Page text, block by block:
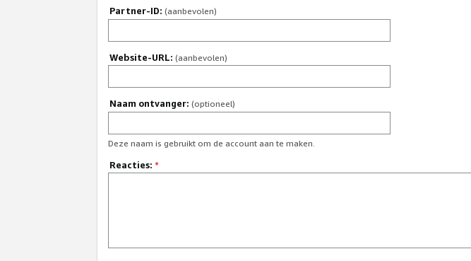
Partner-ID: (aanbevolen)
Website-URL: (aanbevolen)
Naam ontvanger: (optioneel)
Deze naam is gebruikt om de account aan te maken.
Reacties: *